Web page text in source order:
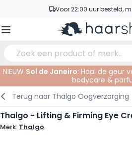
Ga naar de inhoudVoor 22:00 uur besteld,
Gratis verzending
Verzorging
Haarstyling
Haarkleuringen
Gezichtsverzorging
Lichaamsverzorging
Tanning
Wenkbrauwen
Ogen
Lippen
Nagelproducten
Nagel Accessoires
Haarproducten
Scheerproducten
Baardproducten
Elektrisch
Scheren
Knipbenodigdheden
In de Salon
Knippen
Kleuren
NIEUW Sol de Janeiro: Haal de geur
bodycare &
Terug naar Thalgo Oogverzorging
Thalgo - Lifting & Firming Eye
Merk: Thalgo